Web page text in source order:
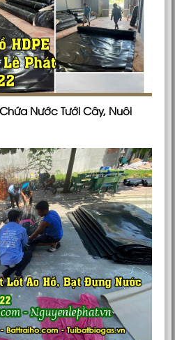
Nước Tưới Cây, Nuôi